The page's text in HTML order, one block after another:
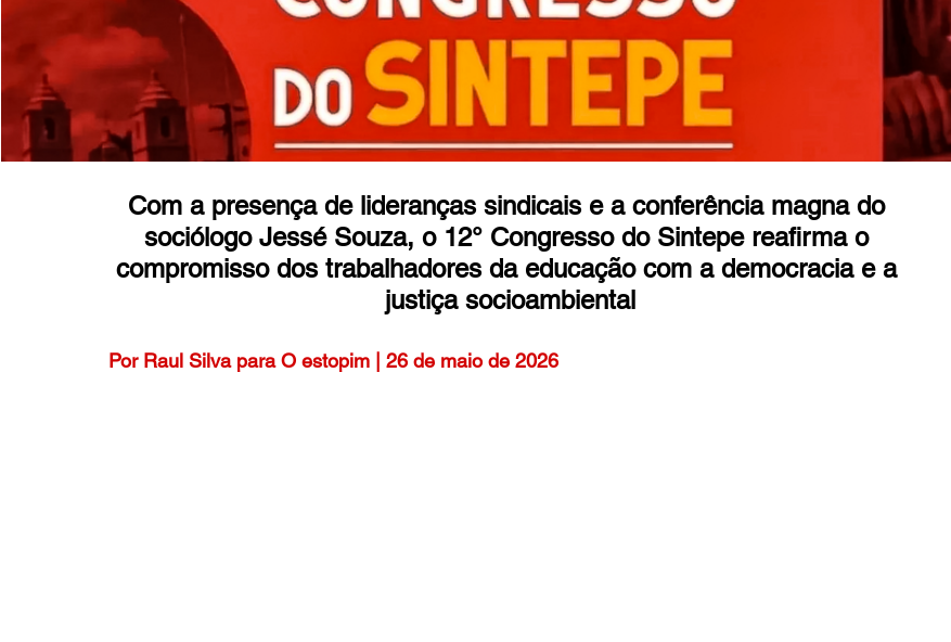
Com a presença de lideranças sindicais e a conferência magna do
sociólogo Jessé Souza, o 12° Congresso do Sintepe reafirma o
compromisso dos trabalhadores da educação com a democracia e a
justiça socioambiental
Por Raul Silva para O estopim | 26 de maio de 2026